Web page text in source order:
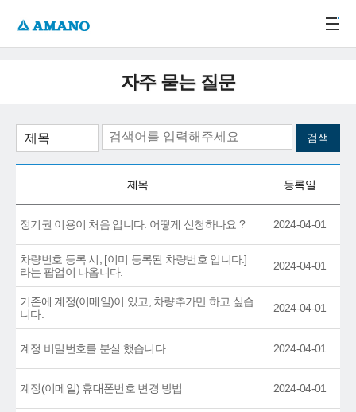
자주 묻는 질문
제목 등록일
정기권 이용이 처음 입니다. 어떻게 신청하나요 ? 2024-04-01
차량번호 등록 시, [이미 등록된 차량번호 입니다.]
라는 팝업이 나옵니다.
2024-04-01
기존에 계정(이메일)이 있고, 차량추가만 하고 싶습
니다.
2024-04-01
계정 비밀번호를 분실 했습니다. 2024-04-01
계정(이메일) 휴대폰번호 변경 방법 2024-04-01